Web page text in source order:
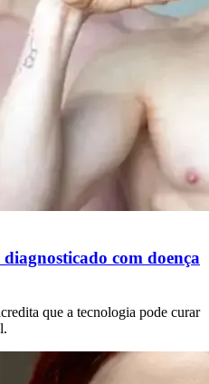
com doença
que a tecnologia pode curar